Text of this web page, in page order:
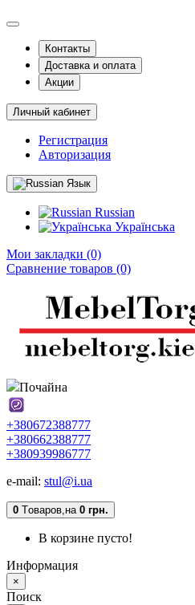
Контакты
Доставка и оплата
Акции
Личный кабинет
Регистрация
Авторизация
Язык
Russian
Українська
Мои закладки (0)
Сравнение товаров (0)
Почайна
+380672388777
+380662388777
+380939986777
e-mail: stul@i.ua
0 Tоваров,на 0 грн.
В корзине пусто!
Информация
×
Поиск